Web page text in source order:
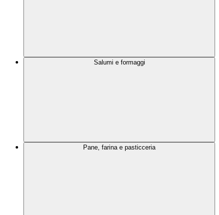
Salumi e formaggi
Pane, farina e pasticceria